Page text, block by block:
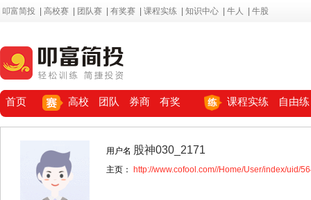
叩富简投 高校赛 团队赛 有奖赛 课程实练 知识中心 牛人 牛股
首页 高校 团队 券商 有奖 课程实练 自由练
用户名 股神030_2171
主页： http://www.cofool.com//Home/User/index/uid/